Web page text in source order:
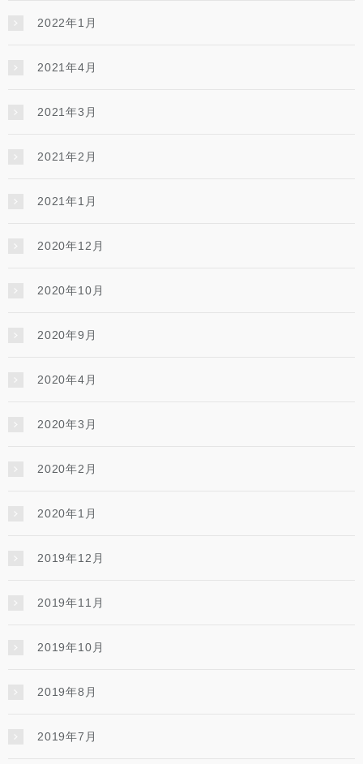
2022年1月
2021年4月
2021年3月
2021年2月
2021年1月
2020年12月
2020年10月
2020年9月
2020年4月
2020年3月
2020年2月
2020年1月
2019年12月
2019年11月
2019年10月
2019年8月
2019年7月